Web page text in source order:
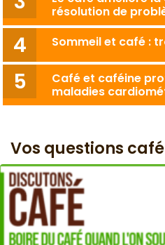
résolution de
Sommeil et café :
Café et caféine
maladies
Vos questions café